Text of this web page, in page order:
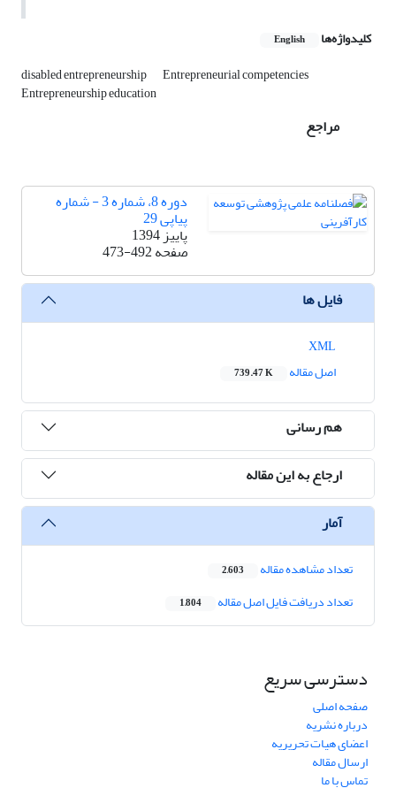
کلیدواژه‌ها English
disabled entrepreneurship Entrepreneurial competencies
Entrepreneurship education
مراجع
دوره 8، شماره 3 - شماره
پیاپی 29
پاییز 1394
صفحه473-492
فایل ها
اصل مقاله
739.47 K
هم رسانی
ارجاع به این مقاله
آمار
تعداد مشاهده مقاله 2,603
تعداد دریافت فایل اصل مقاله 1,804
دسترسی سریع
صفحه اصلی
درباره نشریه
اعضای هیات تحریریه
ارسال مقاله
تماس با ما